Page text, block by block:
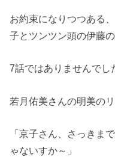
お約束になりつつある
子とツンツン頭の伊藤
7話ではありませんで
若月佑美さんの明美の
「京子さん、さっきま
ゃないすか～」